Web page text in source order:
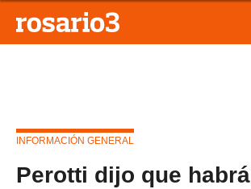
INFORMACIÓN GENERAL
Perotti dijo que habrá